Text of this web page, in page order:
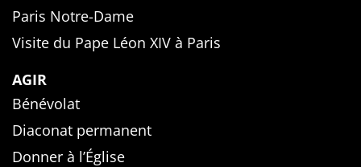
Paris Notre-Dame
Visite du Pape Léon XIV à Paris
AGIR
Bénévolat
Diaconat permanent
Donner à l’Église